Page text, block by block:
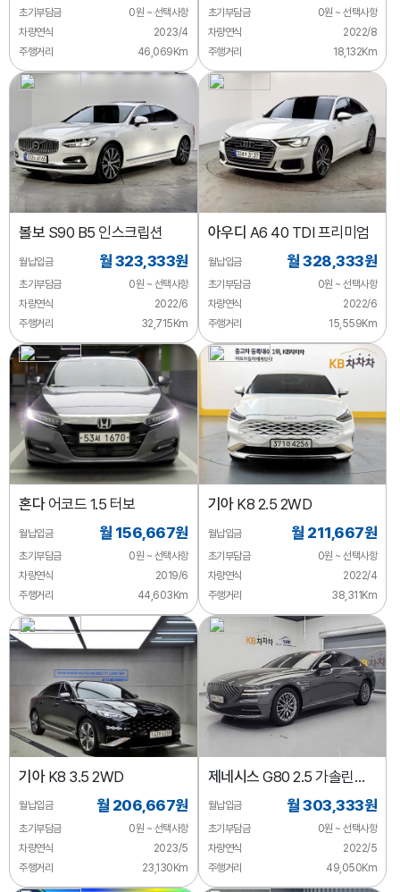
초기부담금
0원 ~ 선택사항
차량연식
2023/4
주행거리
46,069Km
초기부담금
0원 ~ 선택사항
차량연식
2022/8
주행거리
18,132Km
볼보 S90 B5 인스크립션
월납입금 월 323,333원
초기부담금
0원 ~ 선택사항
차량연식
2022/6
주행거리
32,715Km
아우디 A6 40 TDI 프리미엄
월납입금 월 328,333원
초기부담금
0원 ~ 선택사항
차량연식
2022/6
주행거리
15,559Km
혼다어코드 1.5 터보
월납입금 월 156,667원
초기부담금
0원 ~ 선택사항
차량연식
2019/6
주행거리
44,603Km
기아K8 2.5 2WD
월납입금 월 211,667원
초기부담금
0원 ~ 선택사항
차량연식
2022/4
주행거리
38,311Km
기아K8 3.5 2WD
월납입금 월 206,667원
초기부담금
0원 ~ 선택사항
차량연식
2023/5
주행거리
23,130Km
제네시스 G80 2.5 가솔린
터보 2WD
월납입금 월 303,333원
초기부담금
0원 ~ 선택사항
차량연식
2022/5
주행거리
49,050Km